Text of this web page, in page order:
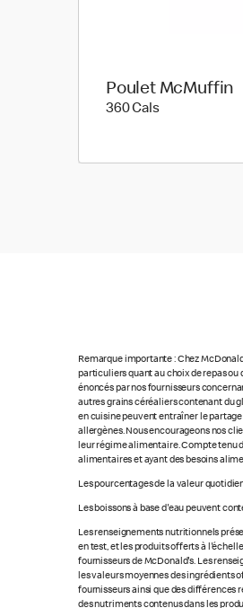
Poulet McMuffin
360 Cals360 calories
Remarque importante : Chez
particuliers quant au choix de repas
énoncés par nos fournisseurs
autres grains céréaliers contenant du
en cuisine peuvent entraîner le
allergènes. Nous encourageons nos
leur régime alimentaire. Compte tenu
alimentaires et ayant des besoins
Les pourcentages de la valeur
Les boissons à base d'eau peuvent
Les renseignements nutritionnels
en test, et les produits offerts à
fournisseurs de McDonald's. Les
les valeurs moyennes des ingrédients
fournisseurs ainsi que des différences
des nutriments contenus dans les